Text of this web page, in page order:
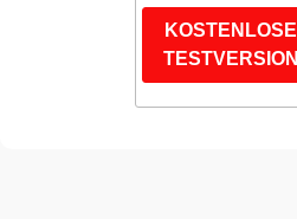
KOSTENLOSE
TESTVERSION